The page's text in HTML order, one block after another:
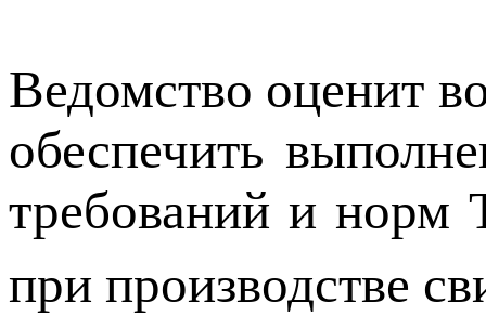
Ведомство оценит
обеспечить
требований и норм
при производстве